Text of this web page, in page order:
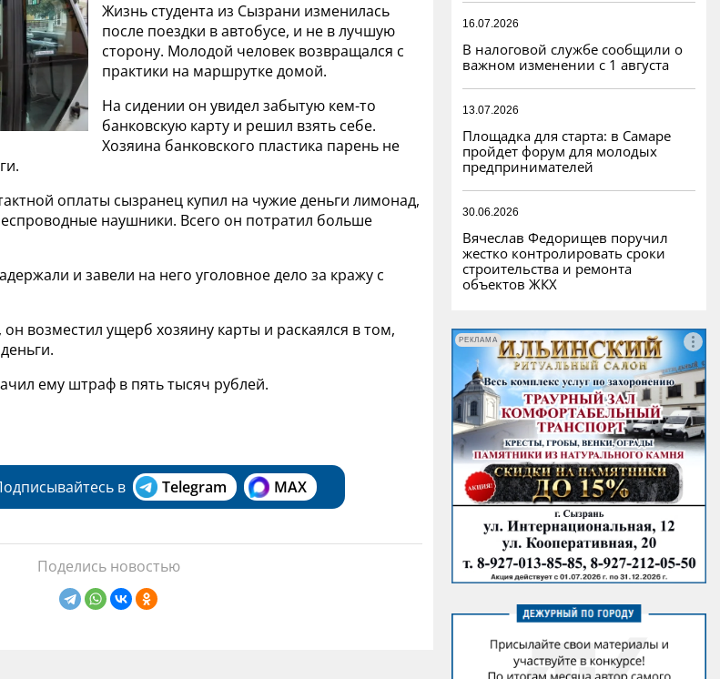
Жизнь студента из Сызрани изменилась
после поездки в автобусе, и не в лучшую
сторону. Молодой человек возвращался с
практики на маршрутке домой.
На сидении он увидел забытую кем-то
банковскую карту и решил взять себе.
Хозяина банковского пластика парень не
оплаты сызранец купил на чужие деньги лимонад,
наушники. Всего он потратил больше
и завели на него уголовное дело за кражу с
возместил ущерб хозяину карты и раскаялся в том,
ему штраф в пять тысяч рублей.
в Telegram MAX
Поделись новостью
16.07.2026
В налоговой службе сообщили о
важном изменении с 1 августа
13.07.2026
Площадка для старта: в Самаре
пройдет форум для молодых
предпринимателей
30.06.2026
Вячеслав Федорищев поручил
жестко контролировать сроки
строительства и ремонта
объектов ЖКХ
РЕКЛАМА